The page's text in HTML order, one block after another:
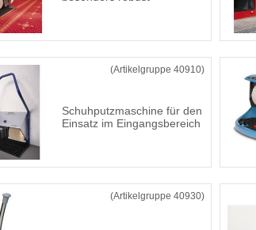
(Artikelgruppe 40910)
Schuhputzmaschine für den
Einsatz im Eingangsbereich
(Artikelgruppe 40930)